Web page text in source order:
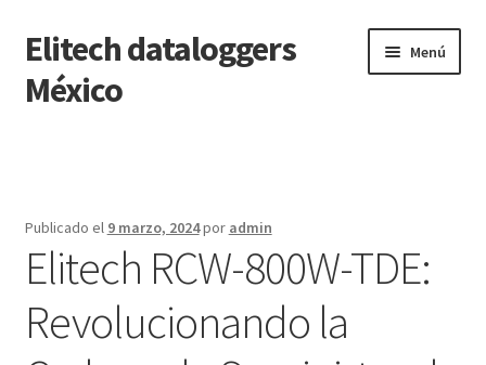
Saltar
a
navegación
Ir
al
contenido
Elitech dataloggers
México
Menú
Finalizar compra
Mi cuenta
Publicado el 9 marzo, 2024por admin
Elitech RCW-800W-TDE:
Revolucionando la